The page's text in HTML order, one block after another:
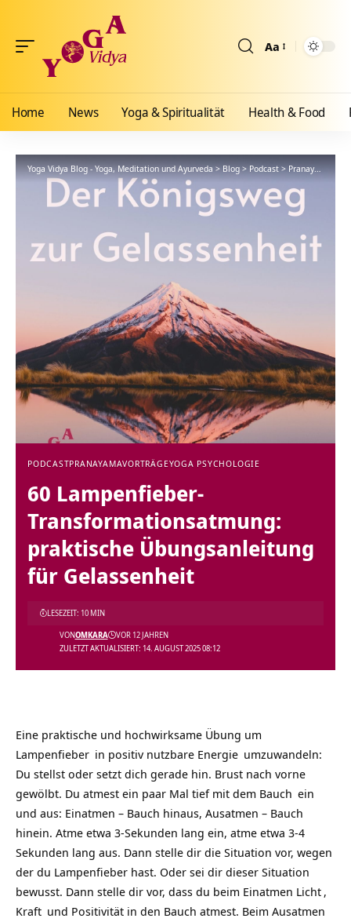
Aa
Home News Yoga & Spiritualität Health & Food
Yoga Vidya Blog - Yoga, Meditation und Ayurveda>Blog>Podcast>Pranayama >
PODCASTPRANAYAMAVORTRÄGEYOGA PSYCHOLOGIE
60 Lampenfieber-
Transformationsatmung:
praktische Übungsanleitung
für Gelassenheit
ZULETZT AKTUALISIERT: 14. AUGUST 2025 08:12
VONOMKARA VOR 12 JAHREN
LESEZEIT: 10 MIN
Eine praktische und hochwirksame Übung um
Lampenfieber in positiv nutzbare Energie umzuwandeln:
Du stellst oder setzt dich gerade hin. Brust nach vorne
gewölbt. Du atmest ein paar Mal tief mit dem Bauch ein
und aus: Einatmen – Bauch hinaus, Ausatmen – Bauch
hinein. Atme etwa 3-Sekunden lang ein, atme etwa 3-4
Sekunden lang aus. Dann stelle dir die Situation vor, wegen
der du Lampenfieber hast. Oder sei dir dieser Situation
bewusst. Dann stelle dir vor, dass du beim Einatmen Licht ,
Kraft und Positivität in den Bauch atmest. Beim Ausatmen